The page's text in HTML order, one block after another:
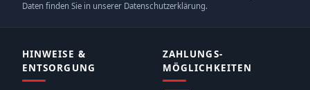
Daten finden Sie in unserer Datenschutzerklärung.
HINWEISE &
ENTSORGUNG
ZAHLUNGS­
MÖGLICHKEITEN